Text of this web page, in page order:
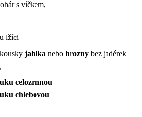
s víčkem,
lžíci
jablka nebo hrozny bez jadérek
celozrnnou
chlebovou